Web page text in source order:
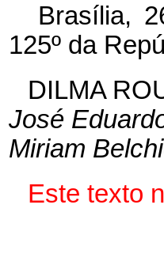
Brasília,
125º da
DILMA
José
Miriam
Este texto